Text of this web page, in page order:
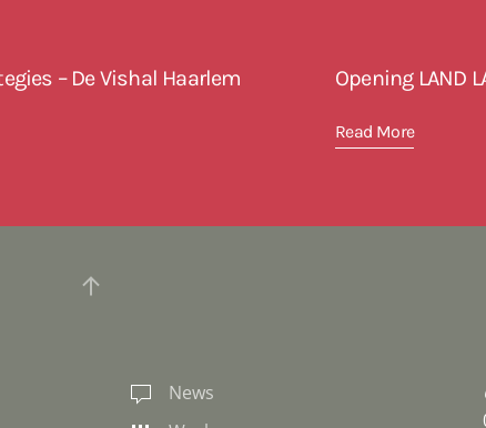
– De Vishal Haarlem Opening LAND
Read More
News